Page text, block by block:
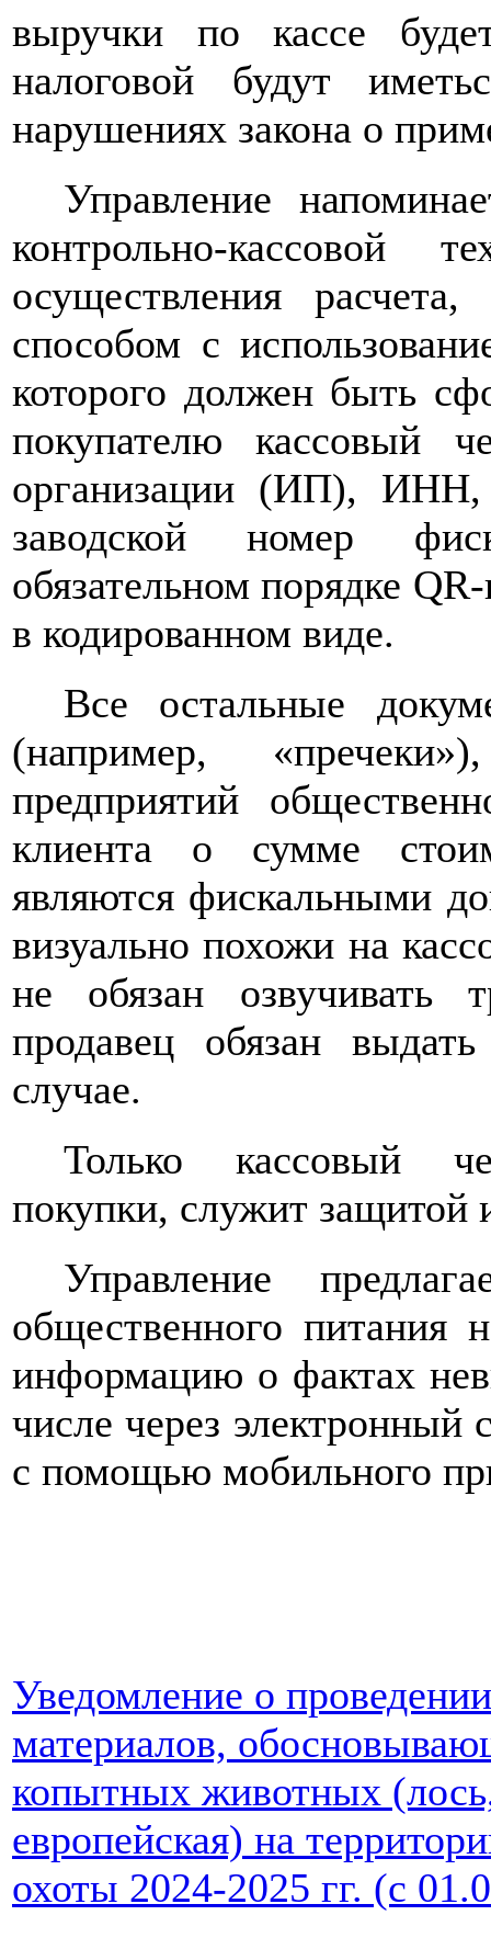
выручки по кассе
налоговой будут
нарушениях закона о
Управление
контрольно-кассовой
осуществления
способом с
которого должен быть
покупателю кассовый
организации (ИП), ИНН,
заводской номер
обязательном порядке
в кодированном виде.
Все остальные
(например,
предприятий
клиента о сумме
являются фискальными
визуально похожи на
не обязан озвучивать
продавец обязан
случае.
Только кассовый
покупки, служит защитой
Управление
общественного питания
информацию о фактах
числе через
с помощью мобильного
Уведомление о
материалов,
копытных животных
европейская) на
охоты 2024-2025 гг. (с